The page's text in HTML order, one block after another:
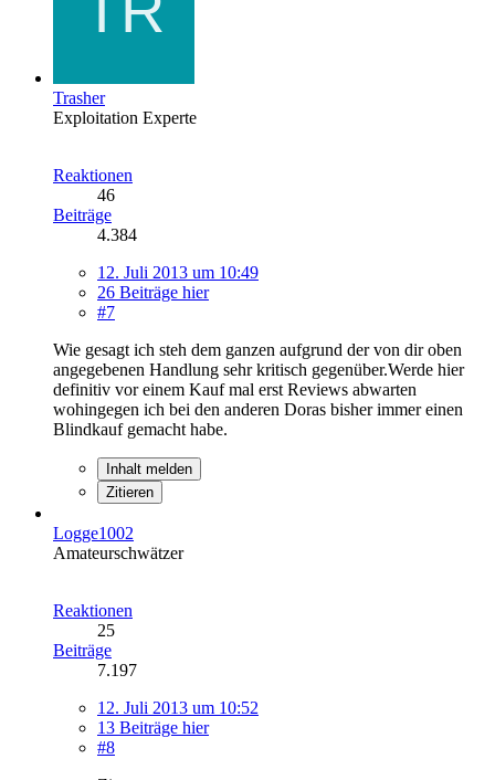
Trasher
Exploitation Experte
Reaktionen
46
Beiträge
4.384
12. Juli 2013 um 10:49
26 Beiträge hier
#7
Wie gesagt ich steh dem ganzen aufgrund der von dir oben
angegebenen Handlung sehr kritisch gegenüber.Werde hier
definitiv vor einem Kauf mal erst Reviews abwarten
wohingegen ich bei den anderen Doras bisher immer einen
Blindkauf gemacht habe.
Inhalt melden
Zitieren
Logge1002
Amateurschwätzer
Reaktionen
25
Beiträge
7.197
12. Juli 2013 um 10:52
13 Beiträge hier
#8